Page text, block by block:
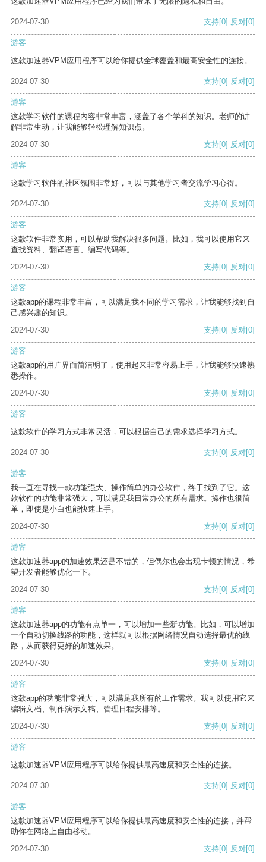
2024-07-30 支持[0] 反对[0]
游客
这款加速器VPM应用程序可以给你提供全球覆盖和最高安全性的连接。
2024-07-30 支持[0] 反对[0]
游客
这款学习软件的课程内容非常丰富，涵盖了各个学科的知识。老师的讲
解非常生动，让我能够轻松理解知识点。
2024-07-30
支持[0] 反对[0]
游客
这款学习软件的社区氛围非常好，可以与其他学习者交流学习心得。
2024-07-30 支持[0] 反对[0]
游客
这款软件非常实用，可以帮助我解决很多问题。比如，我可以使用它来
查找资料、翻译语言、编写代码等。
2024-07-30
支持[0] 反对[0]
游客
这款app的课程非常丰富，可以满足我不同的学习需求，让我能够找到自
己感兴趣的知识。
2024-07-30
支持[0] 反对[0]
游客
这款app的用户界面简洁明了，使用起来非常容易上手，让我能够快速熟
悉操作。
2024-07-30
支持[0] 反对[0]
游客
这款软件的学习方式非常灵活，可以根据自己的需求选择学习方式。
2024-07-30 支持[0] 反对[0]
游客
我一直在寻找一款功能强大、操作简单的办公软件，终于找到了它。这
款软件的功能非常强大，可以满足我日常办公的所有需求。操作也很简
单，即使是小白也能快速上手。
2024-07-30
支持[0] 反对[0]
游客
这款加速器app的加速效果还是不错的，但偶尔也会出现卡顿的情况，希
望开发者能够优化一下。
2024-07-30
支持[0] 反对[0]
游客
这款加速器app的功能有点单一，可以增加一些新功能。比如，可以增加
一个自动切换线路的功能，这样就可以根据网络情况自动选择最优的线
路，从而获得更好的加速效果。
2024-07-30
支持[0] 反对[0]
游客
这款app的功能非常强大，可以满足我所有的工作需求。我可以使用它来
编辑文档、制作演示文稿、管理日程安排等。
2024-07-30
支持[0] 反对[0]
游客
这款加速器VPM应用程序可以给你提供最高速度和安全性的连接。
2024-07-30 支持[0] 反对[0]
游客
这款加速器VPM应用程序可以给你提供最高速度和安全性的连接，并帮
助你在网络上自由移动。
2024-07-30
支持[0] 反对[0]